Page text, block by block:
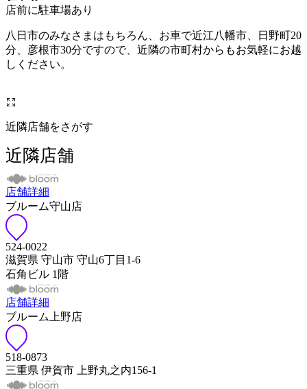
八日市のみなさまはもちろん、お車で近江八幡市、日野町20
分、彦根市30分ですので、近隣の市町村からもお気軽にお越
しください。
近隣店舗をさがす
店舗詳細
ブルーム守山店
524-0022
滋賀県 守山市 守山6丁目1-6
石角ビル 1階
店舗詳細
ブルーム上野店
518-0873
三重県 伊賀市 上野丸之内156-1
店舗詳細